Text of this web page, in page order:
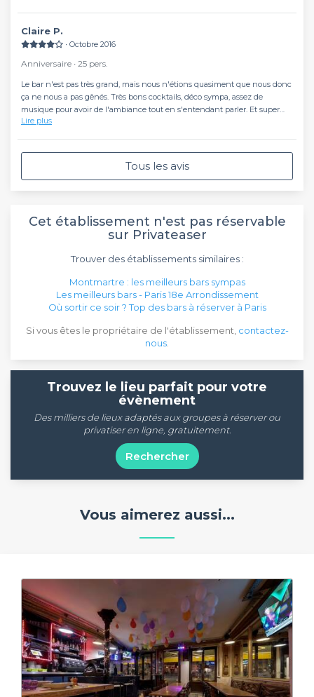
Claire P.
∙ Octobre 2016
Anniversaire ∙ 25 pers.
Le bar n'est pas très grand, mais nous n'étions quasiment que nous donc
ça ne nous a pas gênés. Très bons cocktails, déco sympa, assez de
musique pour avoir de l'ambiance tout en s'entendant parler. Et super
accueil de Vanessa. Je recommande !
Lire plus
Tous les avis
Cet établissement n'est pas réservable
sur Privateaser
Trouver des établissements similaires :
Montmartre : les meilleurs bars sympas
Les meilleurs bars - Paris 18e Arrondissement
Où sortir ce soir ? Top des bars à réserver à Paris
Si vous êtes le propriétaire de l'établissement, contactez-
nous
Trouvez le lieu parfait pour votre
évènement
Des milliers de lieux adaptés aux groupes à réserver ou
privatiser en ligne, gratuitement.
Rechercher
Vous aimerez aussi...